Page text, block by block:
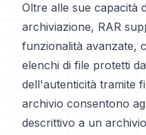
Oltre alle sue capacità
archiviazione, RAR
funzionalità avanzate,
elenchi di file protetti
dell'autenticità tramite
archivio consentono
descrittivo a un